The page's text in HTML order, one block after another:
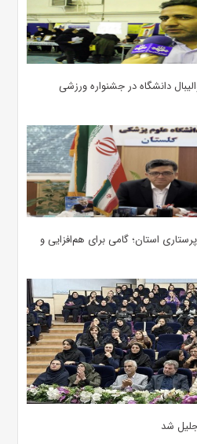
دانشگاه در جشنواره ورزشی
استان؛ گامی برای هم‌افزایی و
شد